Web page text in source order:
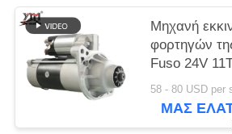
Μηχανή
φορτηγών
Fuso 24V
για τη
58 - 80 USD per
ΜΑΣ